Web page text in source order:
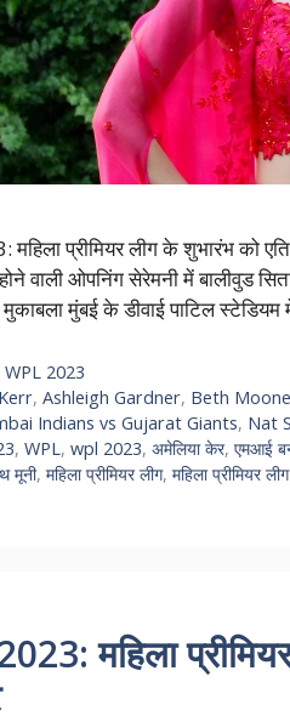
प्रीमियर लीग के शुभारंभ को
वाली ओपनिंग सेरेमनी में बालीवुड
मुकाबला मुंबई के डीवाई पाटिल
WPL 2023
,Ashleigh Gardner, Beth
Indians vs Gujarat Giants, Nat
, WPL , wpl 2023, अमेलिया केर, एमआई
मूनी, महिला प्रीमियर लीग, महिला प्रीमियर
महिला